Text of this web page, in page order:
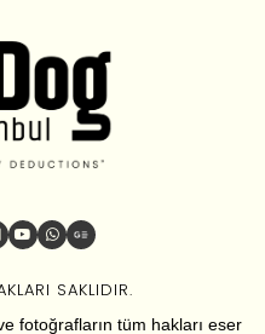
SAKLIDIR.
fotoğrafların tüm hakları eser